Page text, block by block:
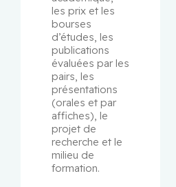
les prix et les
bourses
d’études, les
publications
évaluées par les
pairs, les
présentations
(orales et par
affiches), le
projet de
recherche et le
milieu de
formation.